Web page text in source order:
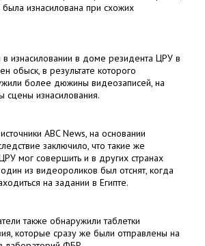
изнасилована при схожих
изнасиловании в доме резидента ЦРУ в
обыск, в результате которого
более дюжины видеозаписей, на
сцены изнасилования.
ABC News, на основании
заключило, что такие же
мог совершить и в других странах
из видеороликов был отснят, когда
на задании в Египте.
также обнаружили таблетки
которые сразу же были отправлены на